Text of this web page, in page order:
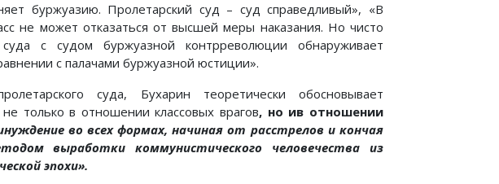
буржуазию. Пролетарский суд – суд справедливый», «В
не может отказаться от высшей меры наказания. Но чисто
суда с судом буржуазной контрреволюции обнаруживает
с палачами буржуазной юстиции».
суда, Бухарин теоретически обосновывает
только в отношении классовых врагов, но ив отношении
во всех формах, начиная от расстрелов и кончая
выработки коммунистического человечества из
эпохи».